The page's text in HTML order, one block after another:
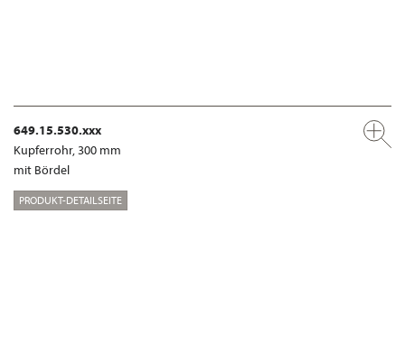
649.15.530.xxx
Kupferrohr, 300 mm
mit Bördel
PRODUKT-DETAILSEITE